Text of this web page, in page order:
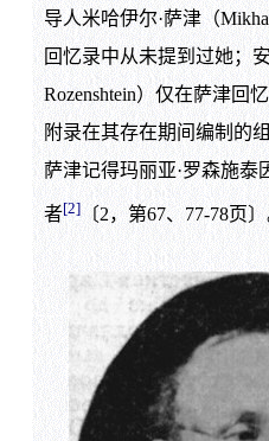
导人米哈伊尔·萨津（
回忆录中从未提到过她；
Rozenshtein）仅在萨津回
附录在其存在期间编制的
萨津记得玛丽亚·罗森施泰
者[2]〔2，第67、77-78页〕